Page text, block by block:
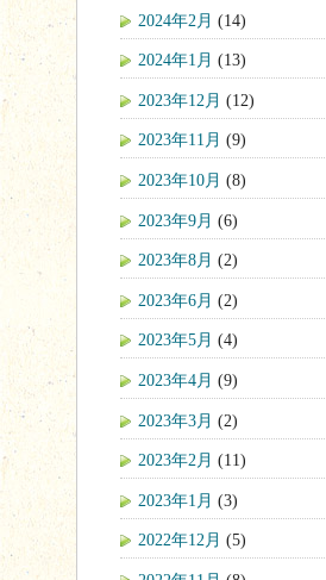
2024年2月 (14)
2024年1月 (13)
2023年12月 (12)
2023年11月 (9)
2023年10月 (8)
2023年9月 (6)
2023年8月 (2)
2023年6月 (2)
2023年5月 (4)
2023年4月 (9)
2023年3月 (2)
2023年2月 (11)
2023年1月 (3)
2022年12月 (5)